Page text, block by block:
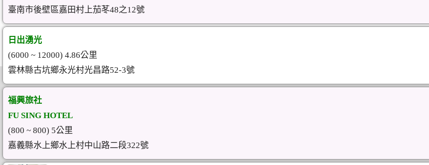
臺南市後壁區嘉田村上茄苳48之12號
日出湧光
(6000 ~ 12000) 4.86公里
雲林縣古坑鄉永光村光昌路52-3號
福興旅社
FU SING HOTEL
(800 ~ 800) 5公里
嘉義縣水上鄉水上村中山路二段322號